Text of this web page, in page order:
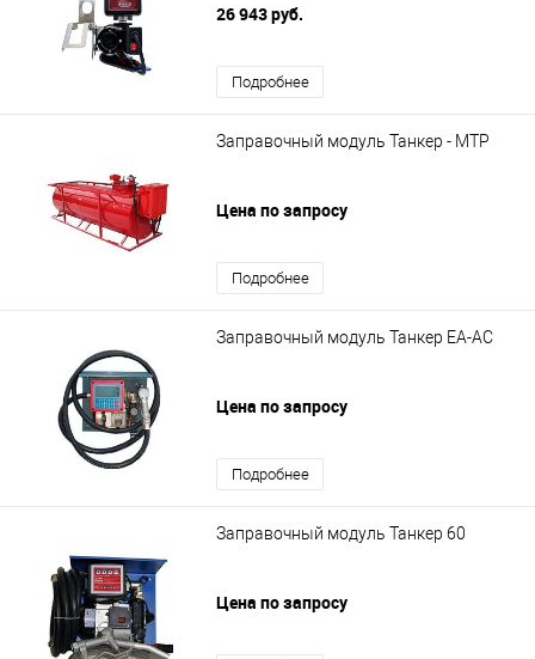
26 943 руб.
Подробнее
Заправочный модуль Танкер - МТР
Цена по запросу
Подробнее
Заправочный модуль Танкер ЕА-АС
Цена по запросу
Подробнее
Заправочный модуль Танкер 60
Цена по запросу